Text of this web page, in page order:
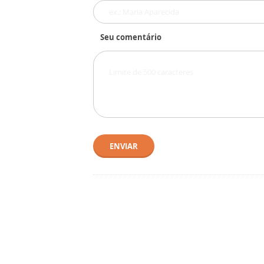
Seu comentário
ENVIAR